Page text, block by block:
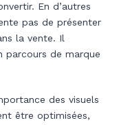
En d’autres
pas de présenter
la vente. Il
parcours de marque
des visuels
être optimisées,